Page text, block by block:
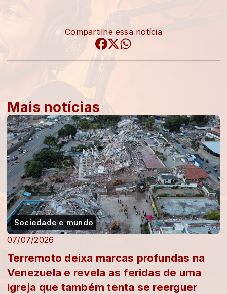
Compartilhe essa notícia
Mais notícias
Sociedade e mundo
07/07/2026
Terremoto deixa marcas profundas na
Venezuela e revela as feridas de uma
Igreja que também tenta se reerguer